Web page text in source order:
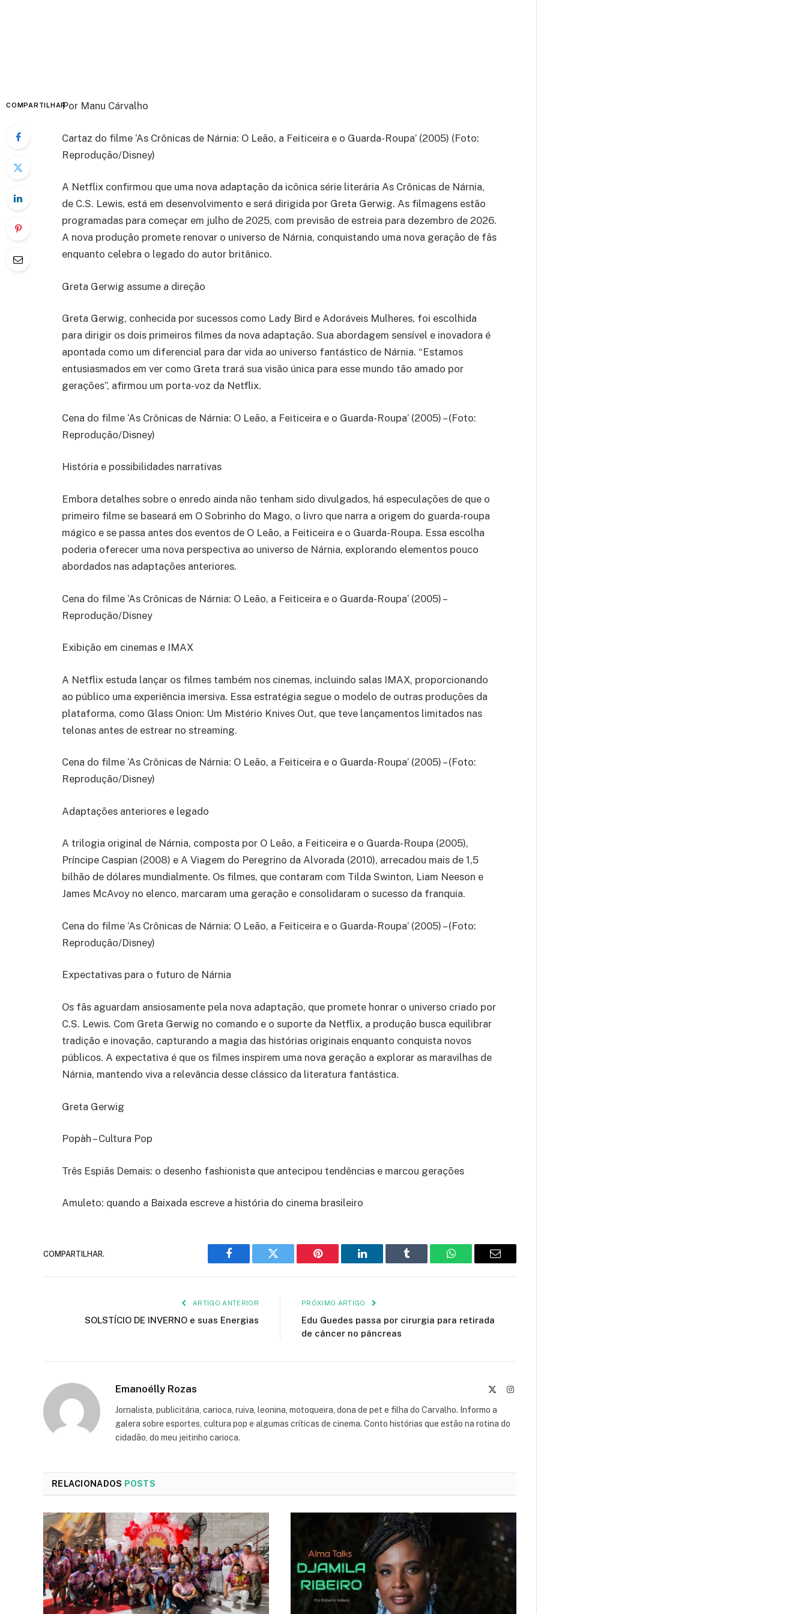
COMPARTILHARPor Manu Cárvalho
Cartaz do filme ‘As Crônicas de Nárnia: O Leão, a Feiticeira e o Guarda-Roupa’ (2005) (Foto:
Reprodução/Disney)
A Netflix confirmou que uma nova adaptação da icônica série literária As Crônicas de Nárnia,
de C.S. Lewis, está em desenvolvimento e será dirigida por Greta Gerwig. As filmagens estão
programadas para começar em julho de 2025, com previsão de estreia para dezembro de 2026.
A nova produção promete renovar o universo de Nárnia, conquistando uma nova geração de fãs
enquanto celebra o legado do autor britânico.
Greta Gerwig assume a direção
Greta Gerwig, conhecida por sucessos como Lady Bird e Adoráveis Mulheres, foi escolhida
para dirigir os dois primeiros filmes da nova adaptação. Sua abordagem sensível e inovadora é
apontada como um diferencial para dar vida ao universo fantástico de Nárnia. “Estamos
entusiasmados em ver como Greta trará sua visão única para esse mundo tão amado por
gerações”, afirmou um porta-voz da Netflix.
Cena do filme ‘As Crônicas de Nárnia: O Leão, a Feiticeira e o Guarda-Roupa’ (2005) – (Foto:
Reprodução/Disney)
História e possibilidades narrativas
Embora detalhes sobre o enredo ainda não tenham sido divulgados, há especulações de que o
primeiro filme se baseará em O Sobrinho do Mago, o livro que narra a origem do guarda-roupa
mágico e se passa antes dos eventos de O Leão, a Feiticeira e o Guarda-Roupa. Essa escolha
poderia oferecer uma nova perspectiva ao universo de Nárnia, explorando elementos pouco
abordados nas adaptações anteriores.
Cena do filme ‘As Crônicas de Nárnia: O Leão, a Feiticeira e o Guarda-Roupa’ (2005) –
Reprodução/Disney
Exibição em cinemas e IMAX
A Netflix estuda lançar os filmes também nos cinemas, incluindo salas IMAX, proporcionando
ao público uma experiência imersiva. Essa estratégia segue o modelo de outras produções da
plataforma, como Glass Onion: Um Mistério Knives Out, que teve lançamentos limitados nas
telonas antes de estrear no streaming.
Cena do filme ‘As Crônicas de Nárnia: O Leão, a Feiticeira e o Guarda-Roupa’ (2005) – (Foto:
Reprodução/Disney)
Adaptações anteriores e legado
A trilogia original de Nárnia, composta por O Leão, a Feiticeira e o Guarda-Roupa (2005),
Príncipe Caspian (2008) e A Viagem do Peregrino da Alvorada (2010), arrecadou mais de 1,5
bilhão de dólares mundialmente. Os filmes, que contaram com Tilda Swinton, Liam Neeson e
James McAvoy no elenco, marcaram uma geração e consolidaram o sucesso da franquia.
Cena do filme ‘As Crônicas de Nárnia: O Leão, a Feiticeira e o Guarda-Roupa’ (2005) – (Foto:
Reprodução/Disney)
Expectativas para o futuro de Nárnia
Os fãs aguardam ansiosamente pela nova adaptação, que promete honrar o universo criado por
C.S. Lewis. Com Greta Gerwig no comando e o suporte da Netflix, a produção busca equilibrar
tradição e inovação, capturando a magia das histórias originais enquanto conquista novos
públicos. A expectativa é que os filmes inspirem uma nova geração a explorar as maravilhas de
Nárnia, mantendo viva a relevância desse clássico da literatura fantástica.
Greta Gerwig
Popàh – Cultura Pop
Três Espiãs Demais: o desenho fashionista que antecipou tendências e marcou gerações
Amuleto: quando a Baixada escreve a história do cinema brasileiro
COMPARTILHAR.
Facebook Twitter Pinterest LinkedIn Tumblr WhatsAppE-
ARTIGO ANTERIOR
SOLSTÍCIO DE INVERNO e suas Energias
PRÓXIMO ARTIGO
Edu Guedes passa por cirurgia para retirada
de câncer no pâncreas
Emanoélly Rozas Instagram
Jornalista, publicitária, carioca, ruiva, leonina, motoqueira, dona de pet e filha do Carvalho. Informo a
galera sobre esportes, cultura pop e algumas críticas de cinema. Conto histórias que estão na rotina do
cidadão, do meu jeitinho carioca.
RELACIONADOS POSTS